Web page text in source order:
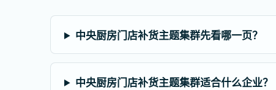
中央厨房门店补货主题集群先看哪一页？
中央厨房门店补货主题集群适合什么企业？